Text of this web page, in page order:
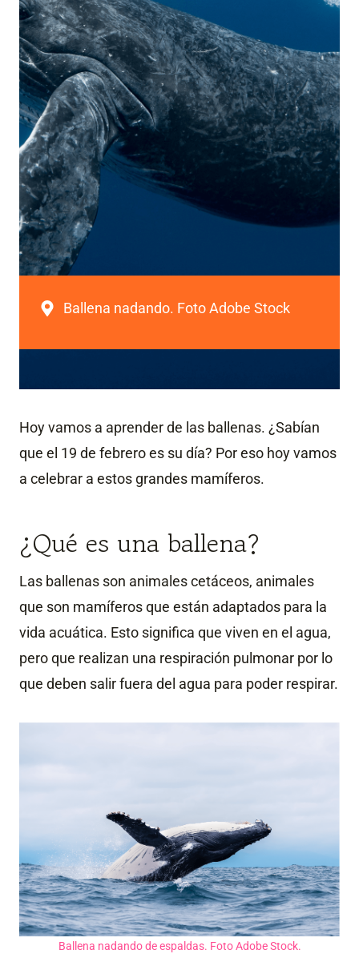
Ballena nadando. Foto Adobe Stock
Hoy vamos a aprender de las ballenas. ¿Sabían
que el 19 de febrero es su día? Por eso hoy vamos
a celebrar a estos grandes mamíferos.
¿Qué es una ballena?
Las ballenas son animales cetáceos, animales
que son mamíferos que están adaptados para la
vida acuática. Esto significa que viven en el agua,
pero que realizan una respiración pulmonar por lo
que deben salir fuera del agua para poder respirar.
Ballena nadando de espaldas. Foto Adobe Stock.